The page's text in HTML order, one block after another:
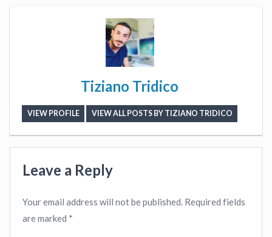
Tiziano Tridico
VIEW PROFILE VIEW ALL POSTS BY TIZIANO TRIDICO
Leave a Reply
Your email address will not be published. Required fields
are marked *